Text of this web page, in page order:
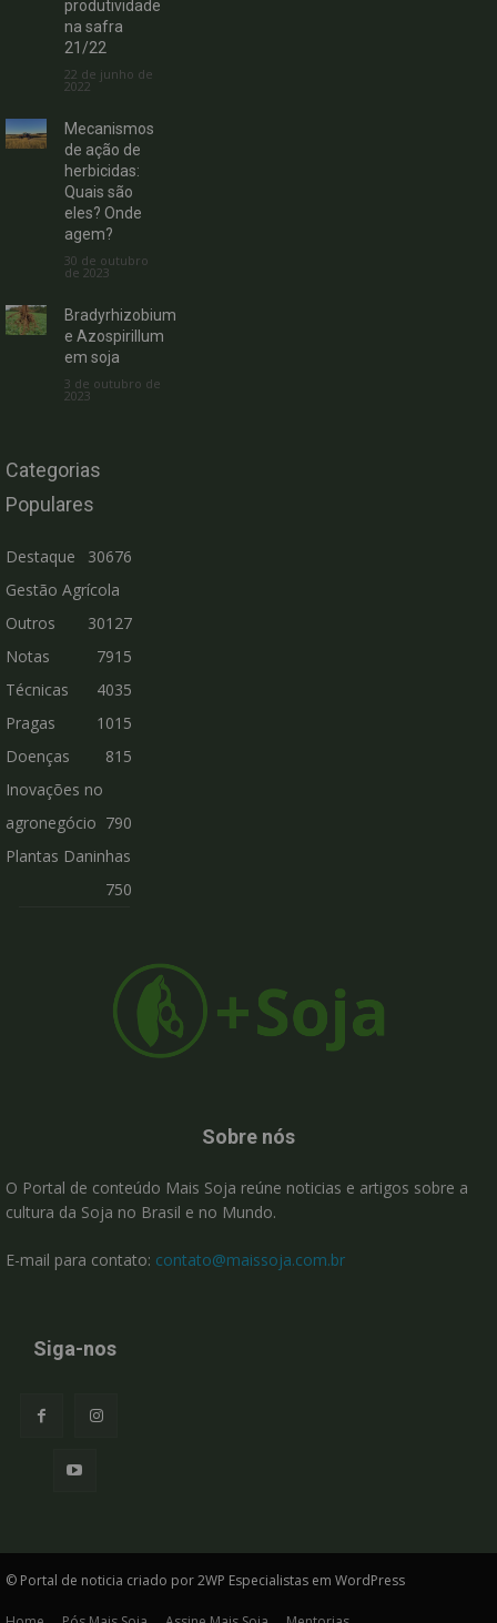
produtividade
na safra
21/22
22 de junho de
2022
Mecanismos
de ação de
herbicidas:
Quais são
eles? Onde
agem?
30 de outubro
de 2023
Bradyrhizobium
e Azospirillum
em soja
3 de outubro de
2023
Categorias
Populares
Destaque
30676
Gestão Agrícola
30127
Outros
7915
Notas
Técnicas
4035
Pragas
1015
Doenças
815
Inovações no
agronegócio 790
Plantas Daninhas
750
Sobre nós
O Portal de conteúdo Mais Soja reúne noticias e artigos sobre a
cultura da Soja no Brasil e no Mundo.
E-mail para contato: contato@maissoja.com.br
Siga-nos
© Portal de noticia criado por 2WP Especialistas em WordPress